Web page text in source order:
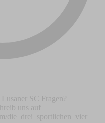
SC Fragen?
uns auf
die_drei_sportlichen_vier